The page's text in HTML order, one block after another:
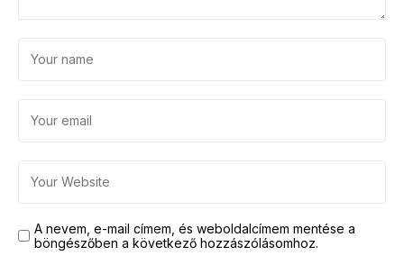
A nevem, e-mail címem, és weboldalcímem mentése a
böngészőben a következő hozzászólásomhoz.